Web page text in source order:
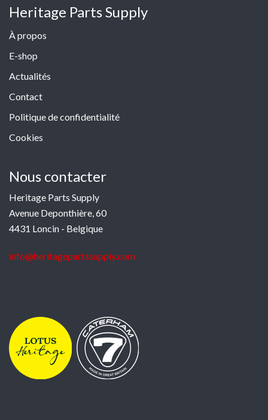
Heritage Parts Supply
À propos
E-shop
Actualités
Contact
Politique de confidentialité
Cookies
Nous contacter
Heritage Parts Supply
Avenue Deponthière, 60
4431 Loncin - Belgique
info@heritagepartssupply.com